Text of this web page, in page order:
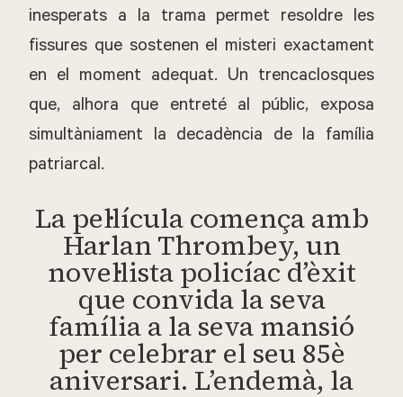
inesperats a la trama permet resoldre les
fissures que sostenen el misteri exactament
en el moment adequat. Un trencaclosques
que, alhora que entreté al públic, exposa
simultàniament la decadència de la família
patriarcal.
La pel·lícula comença amb
Harlan Thrombey, un
novel·lista policíac d’èxit
que convida la seva
família a la seva mansió
per celebrar el seu 85è
aniversari. L’endemà, la